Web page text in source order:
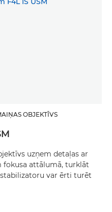
OBJEKTĪVS
uzņem detaļas ar
fokusa attālumā, turklāt
var ērti turēt